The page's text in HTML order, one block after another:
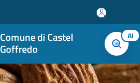
Comune di Castel
Goffredo
AI